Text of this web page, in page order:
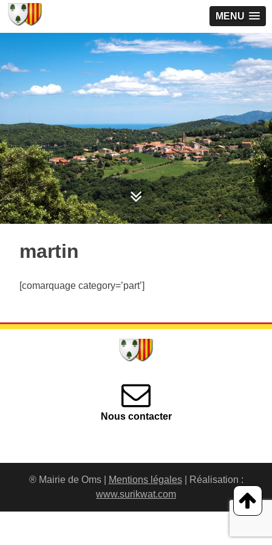
MENU
martin
[comarquage category=’part’]
Nous contacter
® Mairie de Oms | Mentions légales| Réalisation :
www.surikwat.com